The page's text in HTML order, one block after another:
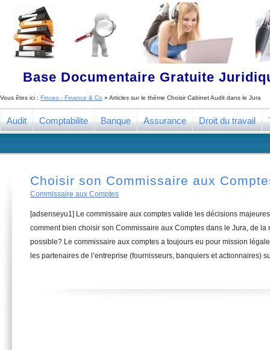
Base Documentaire Gratuite
Vous êtes ici : Finceo - Finance & Co » Articles sur le thème Choisir Cabinet Audit dans le Jura
Audit Comptabilite Banque Assurance Droit du travail
Choisir son Commissaire aux
Commissaire aux Comptes
[adsenseyu1] Le commissaire aux comptes valide les décisions
comment bien choisir son Commissaire aux Comptes dans le Jura, de
possible? Le commissaire aux comptes a toujours eu pour mission
les partenaires de l’entreprise (fournisseurs, banquiers et actionnaires)